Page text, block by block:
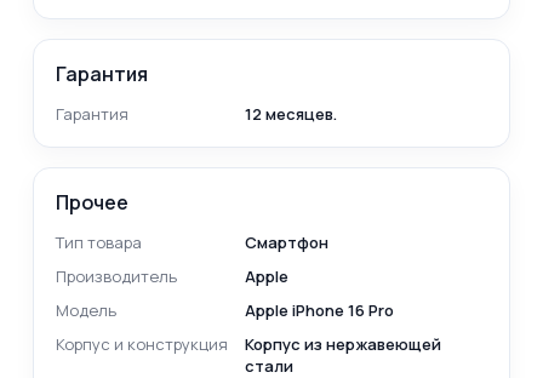
Гарантия
Гарантия 12 месяцев.
Прочее
Тип товара
Смартфон
Производитель
Apple
Модель
Apple iPhone 16 Pro
Корпус и конструкция
Корпус из нержавеющей
стали